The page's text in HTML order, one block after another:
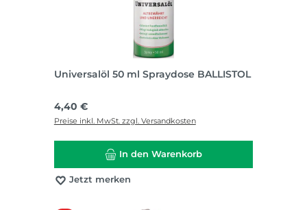
Universalöl 50 ml Spraydose BALLISTOL
Regulärer Preis:
4,40 €
Preise inkl. MwSt. zzgl. Versandkosten
In den Warenkorb
Jetzt merken